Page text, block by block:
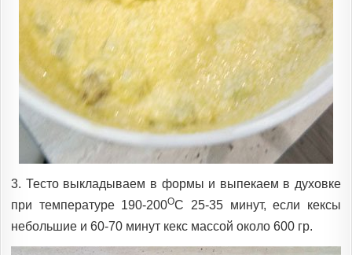
3. Тесто выкладываем в формы и выпекаем в духовке
при температуре 190-200OС 25-35 минут, если кексы
небольшие и 60-70 минут кекс массой около 600 гр.